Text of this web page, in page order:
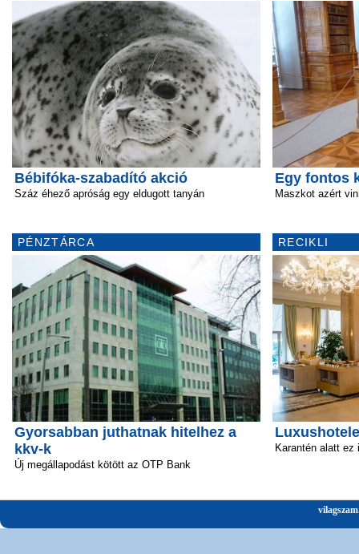
Bébifóka-szabadító akció
Száz éhező apróság egy eldugott tanyán
PÉNZTÁRCA
Gyorsabban juthatnak hitelhez a
kkv-k
Új megállapodást kötött az OTP Bank
Egy fontos
Maszkot azért
RECIKLI
Karantén alatt ez